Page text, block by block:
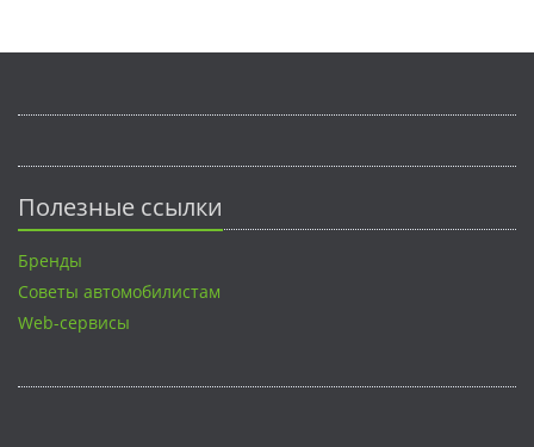
Полезные ссылки
Бренды
Советы автомобилистам
Web-сервисы